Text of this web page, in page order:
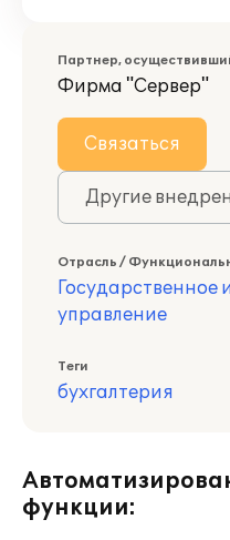
Партнер,
Фирма "Сервер"
Связаться
Другие
Отрасль /
Государственное
управление
Теги
бухгалтерия
функции: